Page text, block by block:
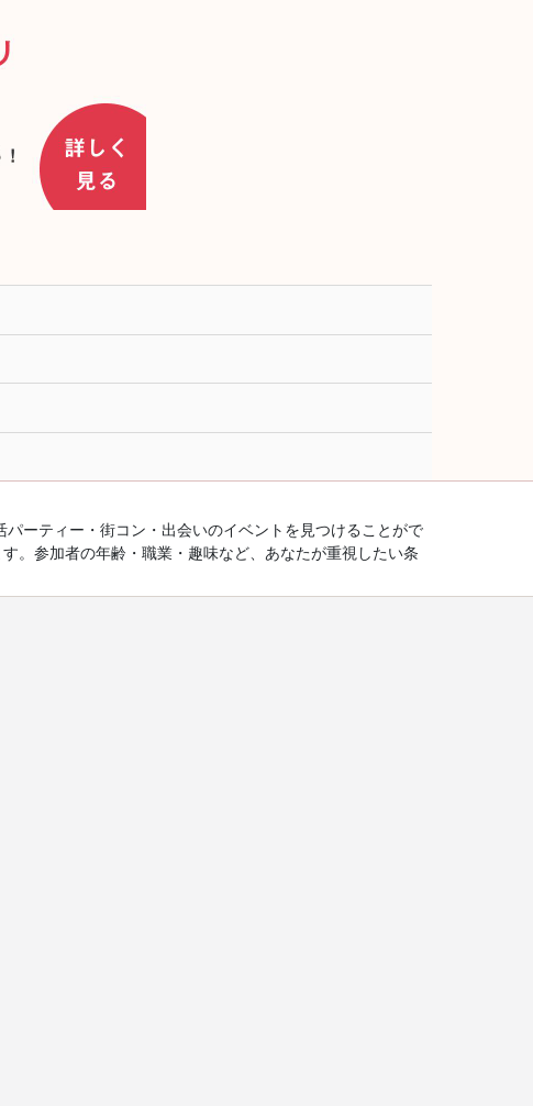
ーティー・街コン・出会いのイベントを見つけることがで
。参加者の年齢・職業・趣味など、あなたが重視したい条